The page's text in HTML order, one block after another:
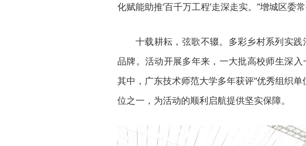
化赋能助推‘百千万工程’走深走实。”增城区委
十载耕耘，弦歌不辍。多彩乡村系列实
品牌。活动开展多年来，一大批高校师生深入
其中，广东技术师范大学多年获评“优秀组织
位之一，为活动的顺利启航提供坚实保障。